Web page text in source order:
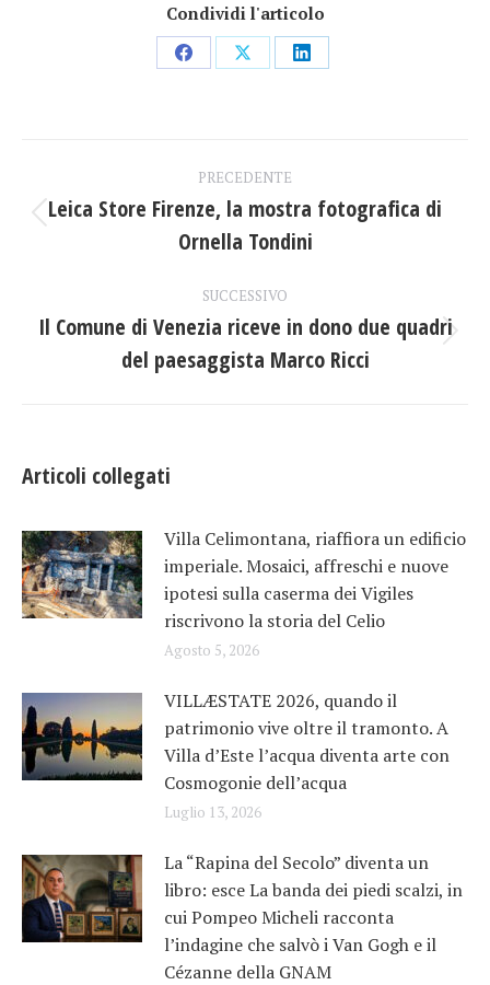
Condividi l'articolo
CondividiCondividiCondividi
tra
post
PRECEDENTE
Post
precedente:
Leica Store Firenze, la mostra fotografica di
Ornella Tondini
SUCCESSIVO
Prossimo
post:
Il Comune di Venezia riceve in dono due quadri
del paesaggista Marco Ricci
Articoli collegati
Villa Celimontana, riaffiora un edificio
imperiale. Mosaici, affreschi e nuove
ipotesi sulla caserma dei Vigiles
riscrivono la storia del Celio
Agosto 5, 2026
VILLÆSTATE 2026, quando il
patrimonio vive oltre il tramonto. A
Villa d’Este l’acqua diventa arte con
Cosmogonie dell’acqua
Luglio 13, 2026
La “Rapina del Secolo” diventa un
libro: esce La banda dei piedi scalzi, in
cui Pompeo Micheli racconta
l’indagine che salvò i Van Gogh e il
Cézanne della GNAM